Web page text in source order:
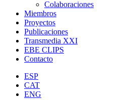
Colaboraciones
Miembros
Proyectos
Publicaciones
Transmedia XXI
EBE CLIPS
Contacto
ESP
CAT
ENG